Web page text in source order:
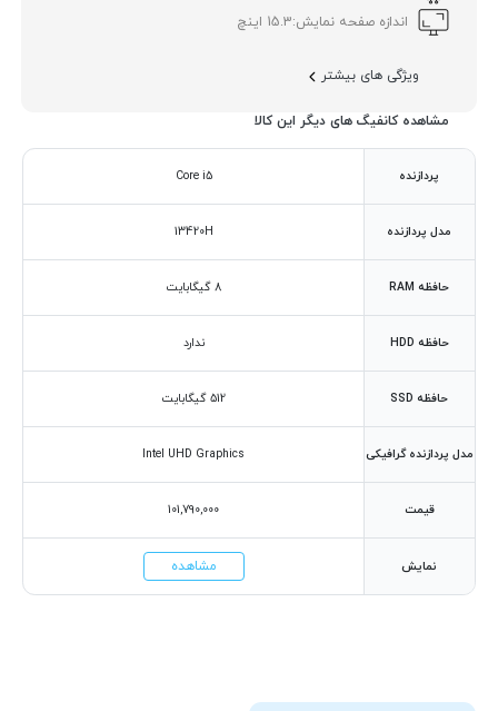
اندازه صفحه نمایش:15.3 اینچ
ویژگی های بیشتر
مشاهده کانفیگ های دیگر این کالا
پردازنده
مدل پردازنده
حافظه RAM
حافظه HDD
حافظه SSD
مدل پردازنده گرافیکی
قیمت
نمایش
Core i5
13420H
8 گیگابایت
ندارد
512 گیگابایت
Intel UHD Graphics
101,790,000
مشاهده